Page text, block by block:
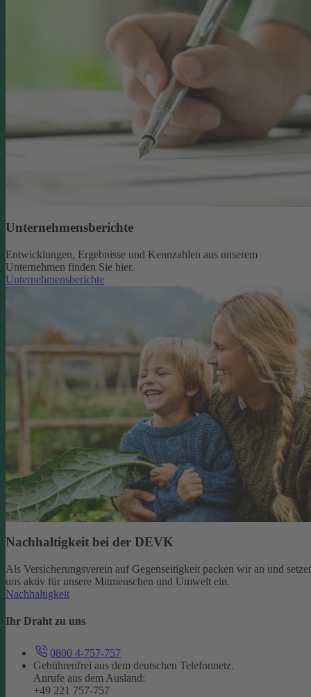
Unternehmensberichte
Entwicklungen, Ergebnisse und Kennzahlen aus unserem
Unternehmen finden Sie hier.
Unternehmensberichte
Nachhaltigkeit bei der DEVK
Als Versicherungsverein auf Gegenseitigkeit packen wir an und
uns aktiv für unsere Mitmenschen und Umwelt ein.
Nachhaltigkeit
Ihr Draht zu uns
0800 4-757-757
Gebührenfrei aus dem deutschen Telefonnetz.
Anrufe aus dem Ausland:
+49 221 757-757